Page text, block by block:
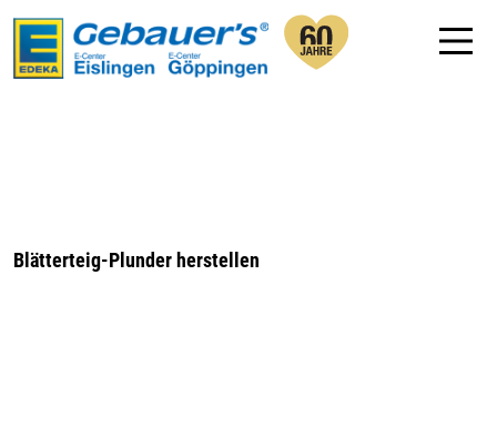
Blätterteig-Plunder herstellen